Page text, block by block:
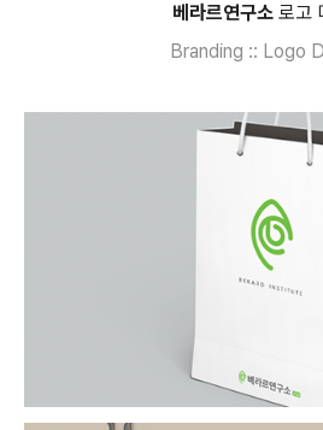
베라르연구소 로고
Branding :: Logo